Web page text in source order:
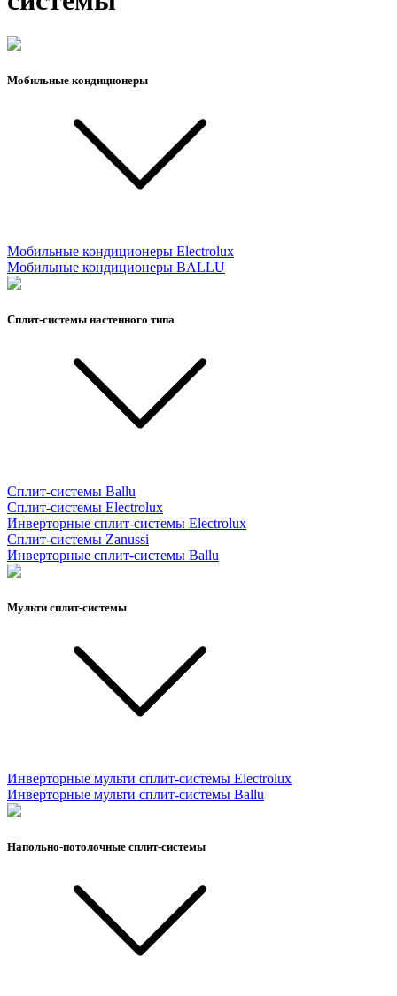
Мобильные кондиционеры
Мобильные кондиционеры Electrolux
Мобильные кондиционеры BALLU
Сплит-системы настенного типа
Сплит-системы Ballu
Сплит-системы Electrolux
Инверторные сплит-системы Electrolux
Сплит-системы Zanussi
Инверторные сплит-системы Ballu
Мульти сплит-системы
Инверторные мульти сплит-системы Electrolux
Инверторные мульти сплит-системы Ballu
Напольно-потолочные сплит-системы